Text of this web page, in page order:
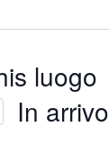
luogo
In arrivo